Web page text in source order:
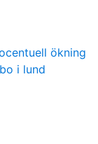
ökning
i lund